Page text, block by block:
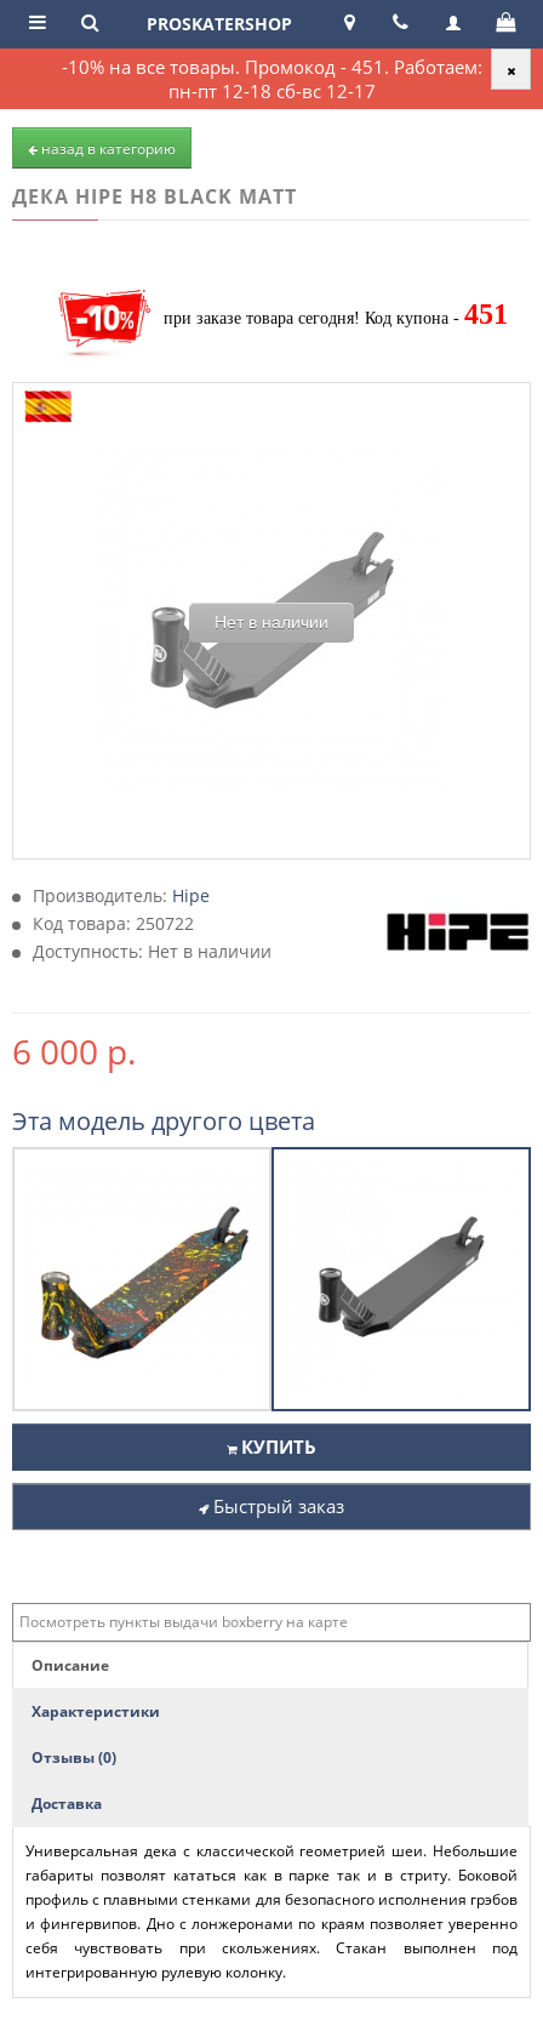
-10% на все товары. Промокод - 451. Работаем:
пн-пт 12-18 сб-вс 12-17
PROSKATERSHOP
назад в категорию
ДЕКА HIPE H8 BLACK MATT
при заказе товара сегодня! Код купона - 451
Нет в наличии
Производитель: Hipe
Код товара: 250722
Доступность: Нет в наличии
6 000 р.
Эта модель другого цвета
КУПИТЬ
Быстрый заказ
Посмотреть пункты выдачи boxberry на карте
Описание
Характеристики
Отзывы (0)
Доставка
Универсальная дека с классической геометрией шеи. Небольшие
габариты позволят кататься как в парке так и в стриту. Боковой
профиль с плавными стенками для безопасного исполнения грэбов
и фингервипов. Дно с лонжеронами по краям позволяет уверенно
себя чувствовать при скольжениях. Стакан выполнен под
интегрированную рулевую колонку.